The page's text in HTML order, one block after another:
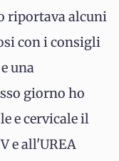
riportava alcuni
con i consigli
una
giorno ho
e cervicale il
e all'UREA